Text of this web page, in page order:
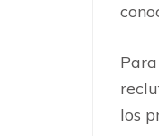
los